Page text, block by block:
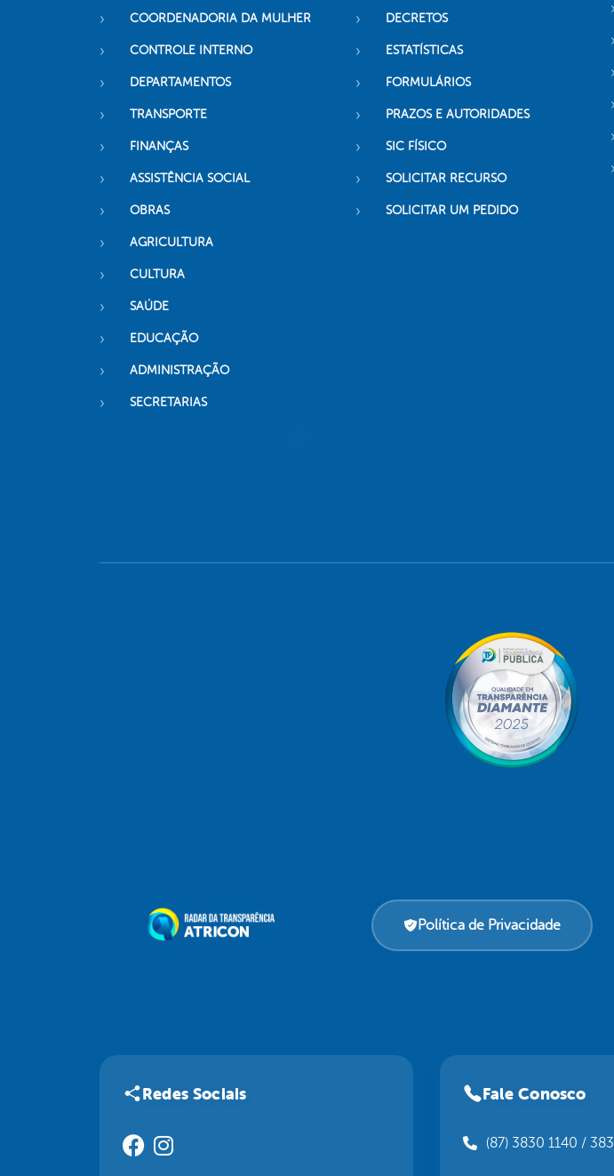
COORDENADORIA DA MULHER
CONTROLE INTERNO
DEPARTAMENTOS
TRANSPORTE
FINANÇAS
ASSISTÊNCIA SOCIAL
OBRAS
AGRICULTURA
CULTURA
SAÚDE
EDUCAÇÃO
ADMINISTRAÇÃO
SECRETARIAS
DECRETOS
ESTATÍSTICAS
FORMULÁRIOS
PRAZOS E AUTORIDADES
SIC FÍSICO
SOLICITAR RECURSO
SOLICITAR UM PEDIDO
Política de Privacidade
Redes Sociais Fale Conosco
(87) 3830 1140 /